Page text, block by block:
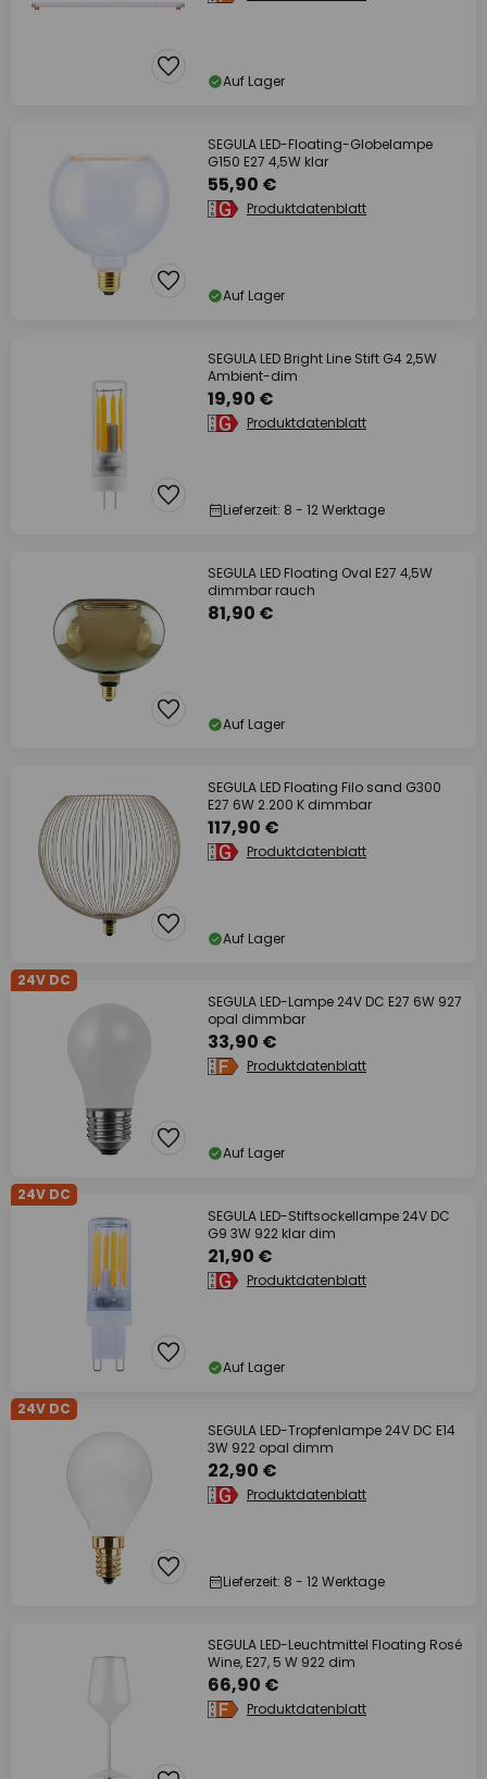
Auf Lager
SEGULA LED-Floating-Globelampe
G150 E27 4,5W klar
55,90 €
Produktdatenblatt
Auf Lager
SEGULA LED Bright Line Stift G4 2,5W
Ambient-dim
19,90 €
Produktdatenblatt
Lieferzeit: 8 - 12 Werktage
SEGULA LED Floating Oval E27 4,5W
dimmbar rauch
81,90 €
Auf Lager
SEGULA LED Floating Filo sand G300
E27 6W 2.200 K dimmbar
117,90 €
Produktdatenblatt
Auf Lager
24V DC
SEGULA LED-Lampe 24V DC E27 6W 927
opal dimmbar
33,90 €
Produktdatenblatt
Auf Lager
24V DC
SEGULA LED-Stiftsockellampe 24V DC
G9 3W 922 klar dim
21,90 €
Produktdatenblatt
Auf Lager
24V DC
SEGULA LED-Tropfenlampe 24V DC E14
3W 922 opal dimm
22,90 €
Produktdatenblatt
Lieferzeit: 8 - 12 Werktage
SEGULA LED-Leuchtmittel Floating Rosé
Wine, E27, 5 W 922 dim
66,90 €
Produktdatenblatt